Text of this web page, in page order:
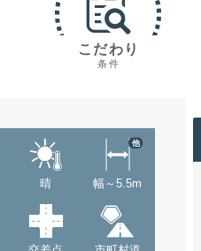
こだわり
条件
晴 幅～5.5m
他